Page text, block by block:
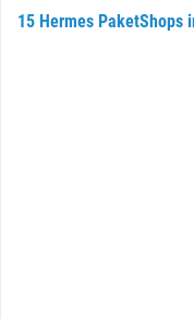
15 Hermes PaketShops